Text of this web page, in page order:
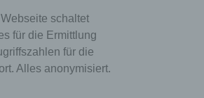
schaltet
für die Ermittlung
für die
Alles anonymisiert.
Browsersitzung
(wird beim
Internet-Browsers
gelöscht).